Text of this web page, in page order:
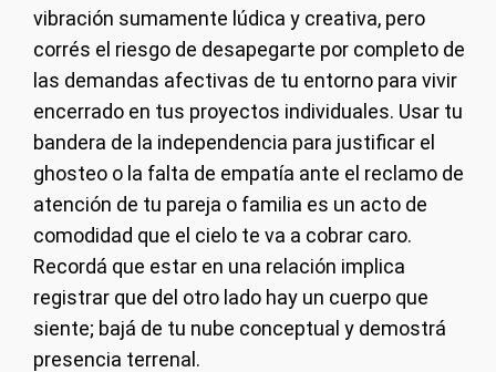
vibración sumamente lúdica y creativa, pero
corrés el riesgo de desapegarte por completo de
las demandas afectivas de tu entorno para vivir
encerrado en tus proyectos individuales. Usar tu
bandera de la independencia para justificar el
ghosteo o la falta de empatía ante el reclamo de
atención de tu pareja o familia es un acto de
comodidad que el cielo te va a cobrar caro.
Recordá que estar en una relación implica
registrar que del otro lado hay un cuerpo que
siente; bajá de tu nube conceptual y demostrá
presencia terrenal.